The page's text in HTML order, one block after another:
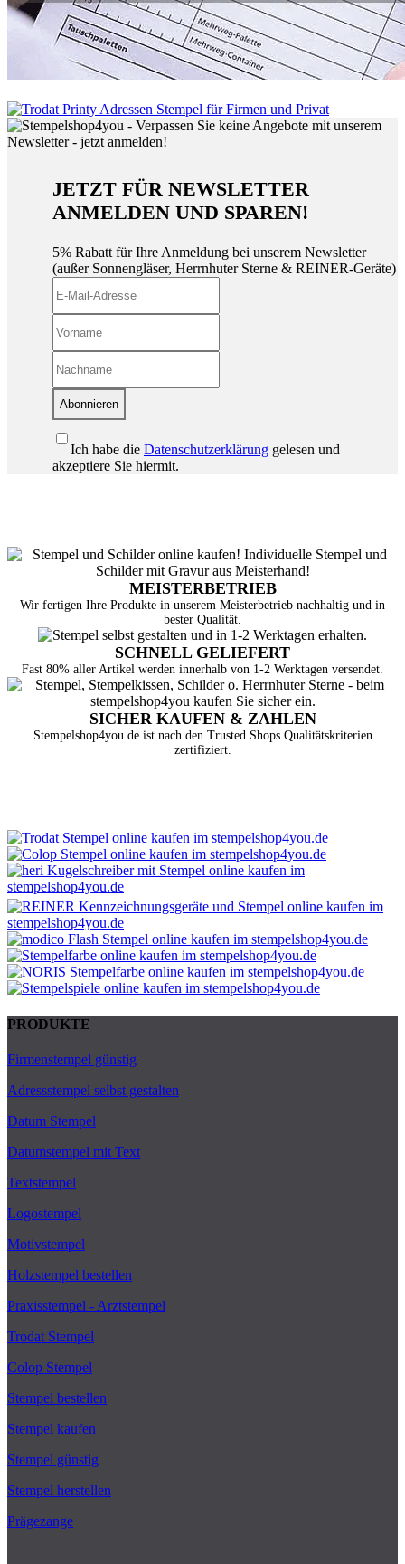
JETZT FÜR NEWSLETTER
ANMELDEN UND SPAREN!
5% Rabatt für Ihre Anmeldung bei unserem Newsletter
(außer Sonnengläser, Herrnhuter Sterne & REINER-Geräte)
Abonnieren
Ich habe die Datenschutzerklärung gelesen und
akzeptiere Sie hiermit.
MEISTERBETRIEB
Wir fertigen Ihre Produkte in unserem Meisterbetrieb nachhaltig und in
bester Qualität.
SCHNELL GELIEFERT
Fast 80% aller Artikel werden innerhalb von 1-2 Werktagen versendet.
SICHER KAUFEN & ZAHLEN
Stempelshop4you.de ist nach den Trusted Shops Qualitätskriterien
zertifiziert.
PRODUKTE
Firmenstempel günstig
Adressstempel selbst gestalten
Datum Stempel
Datumstempel mit Text
Textstempel
Logostempel
Motivstempel
Holzstempel bestellen
Praxisstempel - Arztstempel
Trodat Stempel
Colop Stempel
Stempel bestellen
Stempel kaufen
Stempel günstig
Stempel herstellen
Prägezange